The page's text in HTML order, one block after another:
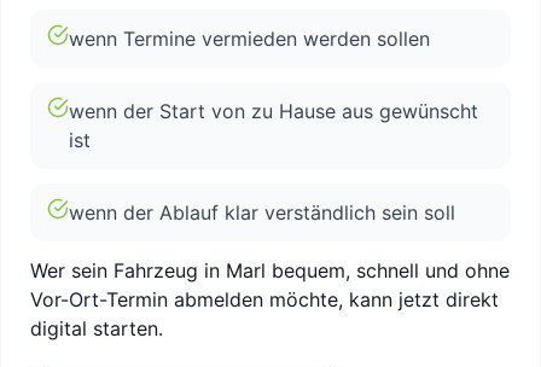
wenn Termine vermieden werden sollen
wenn der Start von zu Hause aus gewünscht
ist
wenn der Ablauf klar verständlich sein soll
Wer sein Fahrzeug in Marl bequem, schnell und ohne
Vor-Ort-Termin abmelden möchte, kann jetzt direkt
digital starten.